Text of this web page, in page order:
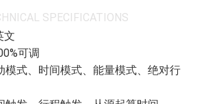
SPECIFICATIONS
文
可调
模式、时间模式、能量模式、绝对行